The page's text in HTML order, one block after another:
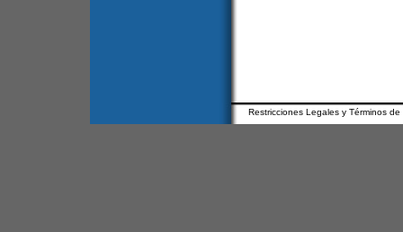
Restricciones Legales y Términos de